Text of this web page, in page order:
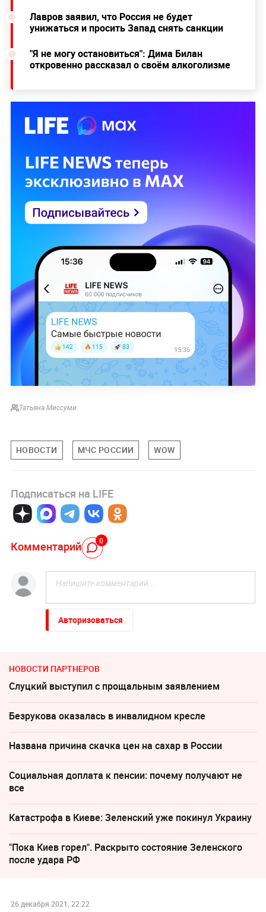
Лавров заявил, что Россия не будет
унижаться и просить Запад снять санкции
"Я не могу остановиться": Дима Билан
откровенно рассказал о своём алкоголизме
Татьяна Миссуми
НОВОСТИ МЧС РОССИИ WOW
Подписаться на LIFE
Комментарий 0
Авторизоваться
НОВОСТИ ПАРТНЕРОВ
Слуцкий выступил с прощальным заявлением
Безрукова оказалась в инвалидном кресле
Названа причина скачка цен на сахар в России
Социальная доплата к пенсии: почему получают не
все
Катастрофа в Киеве: Зеленский уже покинул Украину
"Пока Киев горел". Раскрыто состояние Зеленского
после удара РФ
26 декабря 2021, 22:22